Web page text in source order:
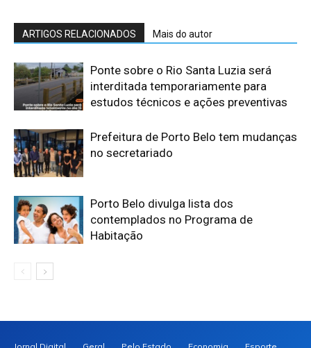
ARTIGOS RELACIONADOS Mais do autor
Ponte sobre o Rio Santa Luzia será
interditada temporariamente para
estudos técnicos e ações preventivas
​Prefeitura de Porto Belo tem mudanças
no secretariado
​Porto Belo divulga lista dos
contemplados no Programa de
Habitação